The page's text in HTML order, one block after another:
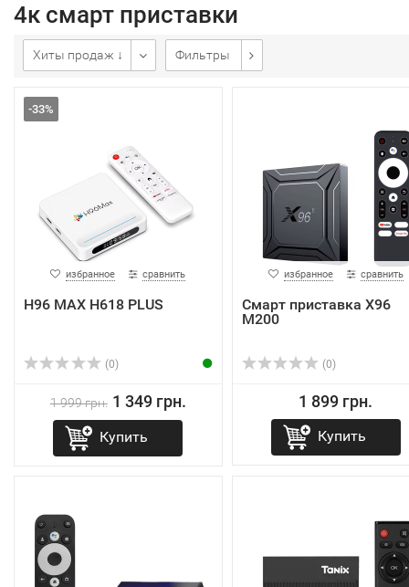
4к смарт приставки
Хиты продаж ↓ Фильтры
-33%
избранное сравнить
H96 MAX H618 PLUS
(0)
1 999 грн. 1 349 грн.
Купить
избранное сравнить
Смарт приставка X96
M200
(0)
1 899 грн.
Купить